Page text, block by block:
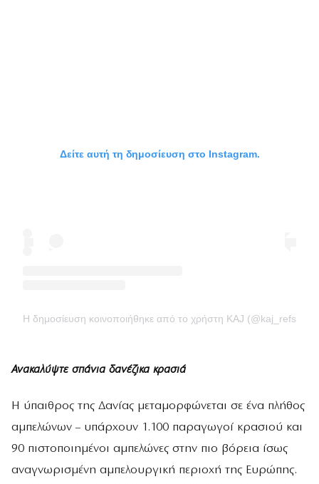
Δείτε αυτή τη δημοσίευση στο Instagram.
Η δημοσίευση κοινοποιήθηκε από το χρήστη KAJ
Ανακαλύψτε σπάνια δανέζικα κρασιά
Η ύπαιθρος της Δανίας μεταμορφώνεται σε ένα πλήθος
αμπελώνων – υπάρχουν 1.100 παραγωγοί κρασιού και
90 πιστοποιημένοι αμπελώνες στην πιο βόρεια ίσως
αναγνωρισμένη αμπελουργική περιοχή της Ευρώπης.